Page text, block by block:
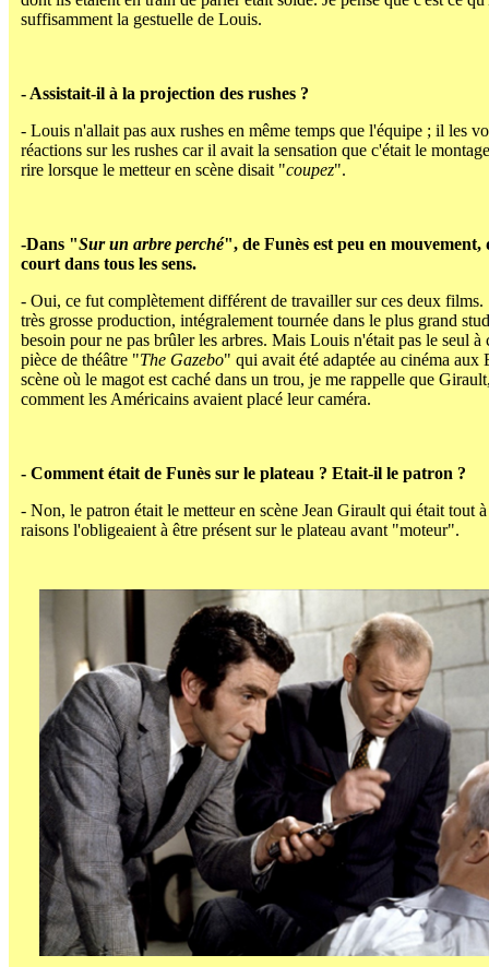
suffisamment la gestuelle de Louis.
- Assistait-il à la projection des rushes ?
- Louis n'allait pas aux rushes en même temps que l'équipe ; il les
réactions sur les rushes car il avait la sensation que c'était le
rire lorsque le metteur en scène disait "coupez".
-Dans "Sur un arbre perché", de Funès est peu en
court dans tous les sens.
- Oui, ce fut complètement différent de travailler sur ces deux films.
très grosse production, intégralement tournée dans le plus grand
besoin pour ne pas brûler les arbres. Mais Louis n'était pas le seul
pièce de théâtre "The Gazebo" qui avait été adaptée au cinéma
scène où le magot est caché dans un trou, je me rappelle que
comment les Américains avaient placé leur caméra.
- Comment était de Funès sur le plateau ? Etait-il le patron ?
- Non, le patron était le metteur en scène Jean Girault qui était tout
raisons l'obligeaient à être présent sur le plateau avant "moteur".